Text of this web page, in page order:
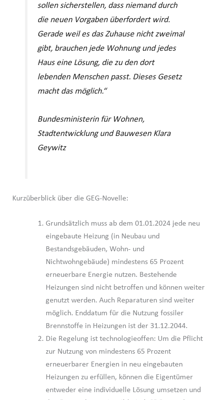
sollen sicherstellen, dass niemand durch
die neuen Vorgaben überfordert wird.
Gerade weil es das Zuhause nicht zweimal
gibt, brauchen jede Wohnung und jedes
Haus eine Lösung, die zu den dort
lebenden Menschen passt. Dieses Gesetz
macht das möglich.“
Bundesministerin für Wohnen,
Stadtentwicklung und Bauwesen Klara
Geywitz
Kurzüberblick über die GEG-Novelle:
Grundsätzlich muss ab dem 01.01.2024 jede neu
eingebaute Heizung (in Neubau und
Bestandsgebäuden, Wohn- und
Nichtwohngebäude) mindestens 65 Prozent
erneuerbare Energie nutzen. Bestehende
Heizungen sind nicht betroffen und können weiter
genutzt werden. Auch Reparaturen sind weiter
möglich. Enddatum für die Nutzung fossiler
Brennstoffe in Heizungen ist der 31.12.2044.
Die Regelung ist technologieoffen: Um die Pflicht
zur Nutzung von mindestens 65 Prozent
erneuerbarer Energien in neu eingebauten
Heizungen zu erfüllen, können die Eigentümer
entweder eine individuelle Lösung umsetzen und